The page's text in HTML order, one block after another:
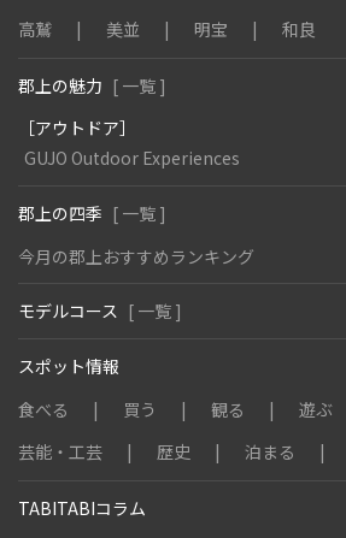
高鷲
美並 明宝 和良
郡上の魅力 [ 一覧 ]
［アウトドア］
GUJO Outdoor Experiences
郡上の四季 [ 一覧 ]
今月の郡上おすすめランキング
モデルコース [ 一覧 ]
スポット情報
食べる
買う 観る
遊ぶ
芸能・工芸
歴史 泊まる
TABITABIコラム